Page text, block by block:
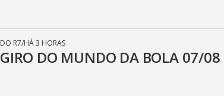
DO R7/HÁ 3 HORAS
GIRO DO MUNDO DA BOLA 07/08